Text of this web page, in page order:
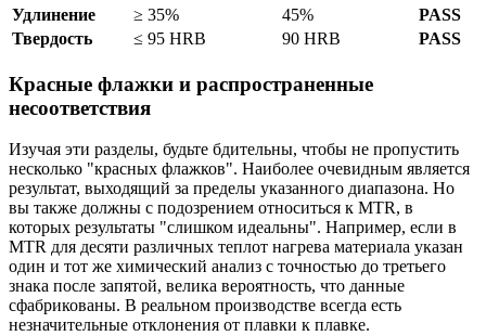
Удлинение
≥ 35% 45%
PASS
Твердость
≤ 95 HRB 90 HRB PASS
Красные флажки и распространенные
несоответствия
Изучая эти разделы, будьте бдительны, чтобы не пропустить
несколько "красных флажков". Наиболее очевидным является
результат, выходящий за пределы указанного диапазона. Но
вы также должны с подозрением относиться к MTR, в
которых результаты "слишком идеальны". Например, если в
MTR для десяти различных теплот нагрева материала указан
один и тот же химический анализ с точностью до третьего
знака после запятой, велика вероятность, что данные
сфабрикованы. В реальном производстве всегда есть
незначительные отклонения от плавки к плавке.